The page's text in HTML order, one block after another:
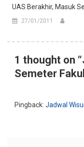
UAS Berakhir, Masuk
27/01/2011
1 thought on “
Semeter
Pingback: Jadwal